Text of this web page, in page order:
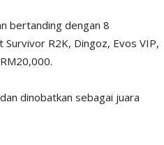
bertanding dengan 8
R2K, Dingoz, Evos VIP,
dinobatkan sebagai juara